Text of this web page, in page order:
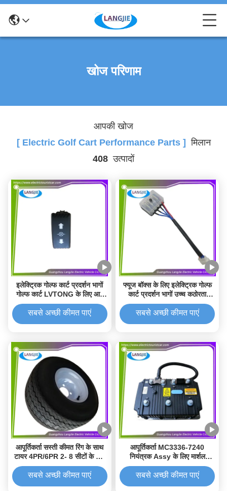
खोज परिणाम
आपकी खोज
[ Electric Golf Cart Performance Parts ] मिलान
408 उत्पादों
इलेक्ट्रिक गोल्फ कार्ट प्रदर्शन भागों
गोल्फ कार्ट LVTONG के लिए आगे
और पीछे स्विच
सबसे अच्छी कीमत पाएं
फ्यूज बॉक्स के लिए इलेक्ट्रिक गोल्फ
कार्ट प्रदर्शन भागों उच्च कठोरता
इलेक्ट्रिक गोल्फ कार्ट
सबसे अच्छी कीमत पाएं
आपूर्तिकर्ता सस्ती कीमत रिंग के साथ
टायर 4PR/6PR 2- 8 सीटों के लिए
इलेक्ट्रिक गोल्फ कार्ट प्रदर्शन भागों
सबसे अच्छी कीमत पाएं
आपूर्तिकर्ता MC3336-7240
नियंत्रक Assy के लिए मार्शल
इलेक्ट्रिक गोल्फ कार्ट प्रदर्शन भागों
72V 400A
सबसे अच्छी कीमत पाएं